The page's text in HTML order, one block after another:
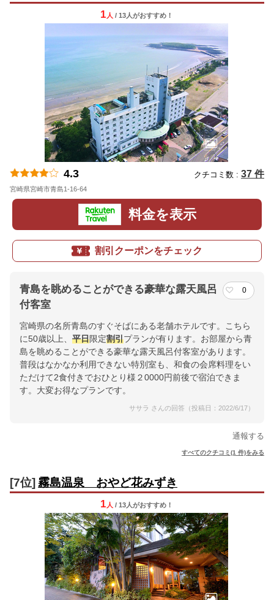
1 人 / 13人がおすすめ！
4.3 クチコミ数 : 37 件
宮崎県宮崎市青島1-16-64
料金を表示
割引クーポンをチェック
青島を眺めることができる豪華な露天風呂
付客室
0
宮崎県の名所青島のすぐそばにある老舗ホテルです。こちら
に50歳以上、 平日限定割引プランが有ります。お部屋から青
島を眺めることができる豪華な露天風呂付客室があります。
普段はなかなか利用できない特別室も、和食の会席料理をい
ただけて2食付きでおひとり様２0000円前後で宿泊できま
す。大変お得なプランです。
ササラ さんの回答（投稿日：2022/6/17）
通報する
すべてのクチコミ(1 件)をみる
[7位] 霧島温泉 おやど花みずき
1 人 / 13人がおすすめ！